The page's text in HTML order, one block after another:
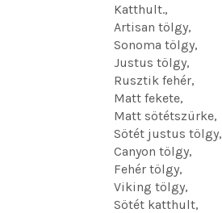
Katthult.,
Artisan tölgy,
Sonoma tölgy,
Justus tölgy,
Rusztik fehér,
Matt fekete,
Matt sötétszürke,
Sötét justus tölgy,
Canyon tölgy,
Fehér tölgy,
Viking tölgy,
Sötét katthult,